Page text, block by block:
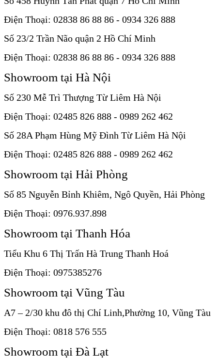
Điện Thoại: 02838 86 88 86 - 0934 326 888
Số 23/2 Trần Não quận 2 Hồ Chí Minh
Điện Thoại: 02838 86 88 86 - 0934 326 888
Showroom tại Hà Nội
Số 230 Mễ Trì Thượng Từ Liêm Hà Nội
Điện Thoại: 02485 826 888 - 0989 262 462
Số 28A Phạm Hùng Mỹ Đình Từ Liêm Hà Nội
Điện Thoại: 02485 826 888 - 0989 262 462
Showroom tại Hải Phòng
Số 85 Nguyễn Bỉnh Khiêm, Ngô Quyền, Hải Phòng
Điện Thoại: 0976.937.898
Showroom tại Thanh Hóa
Tiểu Khu 6 Thị Trấn Hà Trung Thanh Hoá
Điện Thoại: 0975385276
Showroom tại Vũng Tàu
A7 – 2/30 khu đô thị Chí Linh,Phường 10, Vũng Tàu
Điện Thoại: 0818 576 555
Showroom tại Đà Lạt